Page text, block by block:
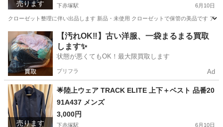
売ります 下赤塚駅 6月10日
クローゼット整理に伴い出品します 新品・未使用 クローゼットで保管の美品です ア
東京 板橋区 下赤塚駅 ランニング、ジョギング アシックス
【汚れOK‼️】古い洋服、一袋まるまる買取
します✨
状態が悪くてもOK！最大限買取します
プリフラ Ad
売ります
🌟陸上ウェア TRACK ELITE 上下＋ベスト 品番20
91A437 メンズ
3,000円
下赤塚駅 6月10日